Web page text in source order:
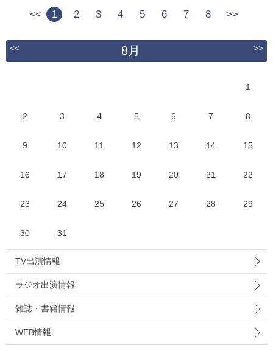
<< 1 2 3 4 5 6 7 8 >>
<< 8月 >>
1
2 3 4 5 6 7 8
9 10 11 12 13 14 15
16 17 18 19 20 21 22
23 24 25 26 27 28 29
30 31
TV出演情報
ラジオ出演情報
雑誌・書籍情報
WEB情報